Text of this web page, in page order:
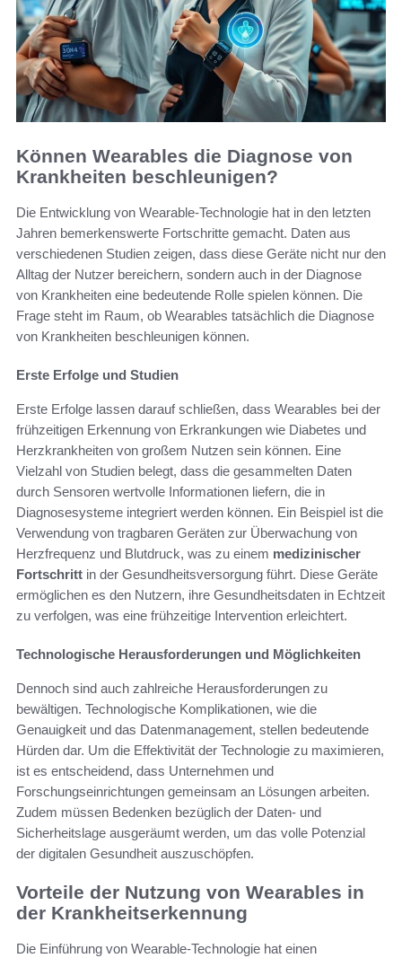
Können Wearables die Diagnose von
Krankheiten beschleunigen?
Die Entwicklung von Wearable-Technologie hat in den letzten
Jahren bemerkenswerte Fortschritte gemacht. Daten aus
verschiedenen Studien zeigen, dass diese Geräte nicht nur den
Alltag der Nutzer bereichern, sondern auch in der Diagnose
von Krankheiten eine bedeutende Rolle spielen können. Die
Frage steht im Raum, ob Wearables tatsächlich die Diagnose
von Krankheiten beschleunigen können.
Erste Erfolge und Studien
Erste Erfolge lassen darauf schließen, dass Wearables bei der
frühzeitigen Erkennung von Erkrankungen wie Diabetes und
Herzkrankheiten von großem Nutzen sein können. Eine
Vielzahl von Studien belegt, dass die gesammelten Daten
durch Sensoren wertvolle Informationen liefern, die in
Diagnosesysteme integriert werden können. Ein Beispiel ist die
Verwendung von tragbaren Geräten zur Überwachung von
Herzfrequenz und Blutdruck, was zu einem medizinischer
Fortschritt in der Gesundheitsversorgung führt. Diese Geräte
ermöglichen es den Nutzern, ihre Gesundheitsdaten in Echtzeit
zu verfolgen, was eine frühzeitige Intervention erleichtert.
Technologische Herausforderungen und Möglichkeiten
Dennoch sind auch zahlreiche Herausforderungen zu
bewältigen. Technologische Komplikationen, wie die
Genauigkeit und das Datenmanagement, stellen bedeutende
Hürden dar. Um die Effektivität der Technologie zu maximieren,
ist es entscheidend, dass Unternehmen und
Forschungseinrichtungen gemeinsam an Lösungen arbeiten.
Zudem müssen Bedenken bezüglich der Daten- und
Sicherheitslage ausgeräumt werden, um das volle Potenzial
der digitalen Gesundheit auszuschöpfen.
Vorteile der Nutzung von Wearables in
der Krankheitserkennung
Die Einführung von Wearable-Technologie hat einen